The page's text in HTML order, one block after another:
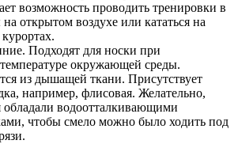
возможность проводить тренировки в
открытом воздухе или кататься на
Подходят для носки при
окружающей среды.
из дышащей ткани. Присутствует
например, флисовая. Желательно,
обладали водоотталкивающими
чтобы смело можно было ходить под